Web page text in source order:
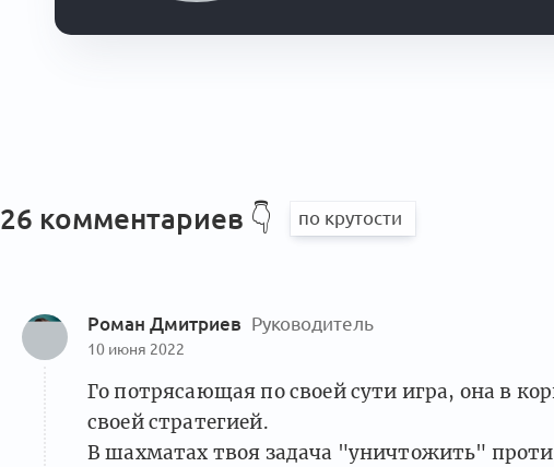
26 комментариев 👇
Роман Дмитриев Руководитель
10 июня 2022
Го потрясающая по своей сути игра, она в
своей стратегией.
В шахматах твоя задача "уничтожить"